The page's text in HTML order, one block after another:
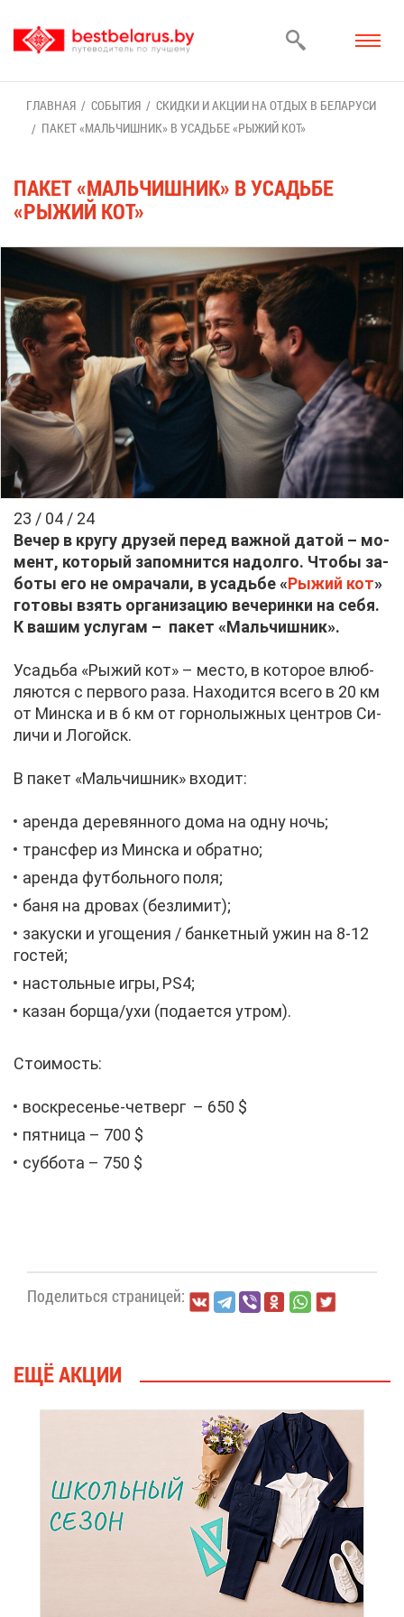
ГЛАВ­НАЯ СО­БЫ­ТИЯ
СКИД­КИ И АК­ЦИИ НА ОТ­ДЫХ В БЕ­ЛА­РУ­СИ
ПА­КЕТ «МАЛЬ­ЧИШ­НИК» В УСАДЬ­БЕ «РЫ­ЖИЙ КОТ»
ПА­КЕТ «МАЛЬ­ЧИШ­НИК» В УСАДЬ­БЕ
«РЫ­ЖИЙ КОТ»
23 / 04 / 24
Ве­чер в кру­гу дру­зей пе­ред важ­ной да­той – мо­
мент, ко­то­рый за­пом­нит­ся на­дол­го. Что­бы за­
бо­ты его не омра­ча­ли, в усадь­бе «Ры­жий кот»
го­то­вы взять ор­га­ни­за­цию ве­че­рин­ки на се­бя.
К ва­шим услу­гам – па­кет «Маль­чиш­ник».
Усадь­ба «Ры­жий кот» – ме­сто, в ко­то­рое влюб­
ля­ют­ся с пер­во­го ра­за. На­хо­дит­ся все­го в 20 км
от Мин­ска и в 6 км от гор­но­лыж­ных цен­тров Си­
ли­чи и Ло­гойск.
В па­кет «Маль­чиш­ник» вхо­дит:
арен­да де­ре­вян­но­го до­ма на од­ну ночь;
транс­фер из Мин­ска и об­рат­но;
арен­да фут­боль­но­го по­ля;
ба­ня на дро­вах (без­ли­мит);
за­кус­ки и уго­ще­ния / бан­кет­ный ужин на 8-12
го­стей;
на­столь­ные иг­ры, PS4;
ка­зан бор­ща/ухи (по­да­ет­ся утром).
Сто­и­мость:
вос­кре­се­нье-чет­верг – 650 $
пят­ни­ца – 700 $
суб­бо­та – 750 $
По­де­лить­ся стра­ни­цей:
ЕЩЁ АК­ЦИИ